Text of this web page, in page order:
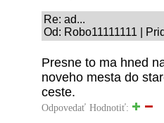
Re: ad...
Od: Robo11111111 |
Presne to ma hned
noveho mesta do
ceste.
Odpovedať Hodnotiť: